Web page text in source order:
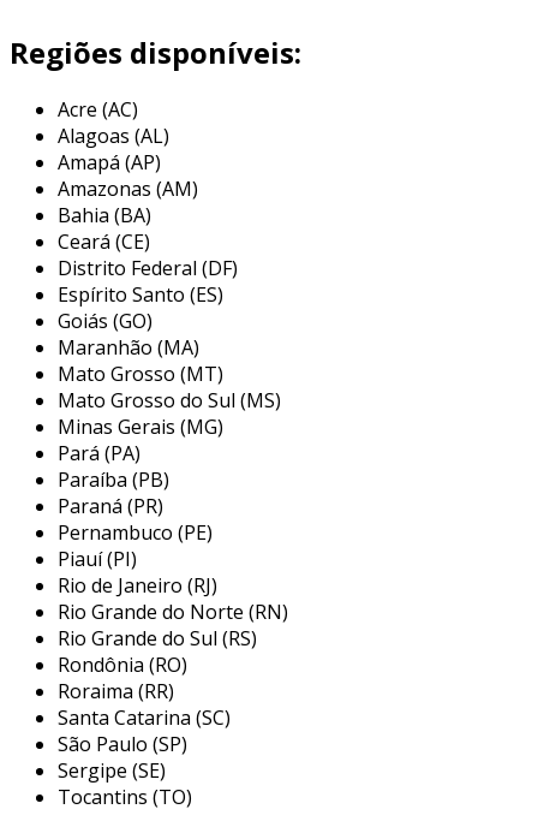
especialmente em ambientes industriais onde a
contaminação e o desperdício de líquidos
podem gerar custos altos.
os selos mecânicos são fabricados em diversos
materiais, como cerâmica, carbeto de silício,
grafite e elastômeros, dependendo da aplicação
e das condições de operação. a escolha do
material adequado é fundamental, pois afeta
diretamente a resistência ao desgaste, à
temperatura e ao tipo de fluido que o selo irá
vedar. essa variedade de opções permite que os
selos mecânicos sejam utilizados em uma
ampla gama de indústrias, como petroquímica,
alimentícia e farmacêutica.
principais aplicações do selo
mecânico
os selos mecânicos têm um papel essencial em
diversas aplicações industriais, onde a
estanqueidade é uma prioridade. com sua
capacidade de evitar vazamentos, eles são
amplamente utilizados em sistemas de
bombeamento, compressão e transporte de
fluidos. entre os principais campos de aplicação,
destacam-se:
indústria de processamento químico:
Regiões disponíveis:
Acre (AC)
Alagoas (AL)
Amapá (AP)
Amazonas (AM)
Bahia (BA)
Ceará (CE)
Distrito Federal (DF)
Espírito Santo (ES)
Goiás (GO)
Maranhão (MA)
Mato Grosso (MT)
Mato Grosso do Sul (MS)
Minas Gerais (MG)
Pará (PA)
Paraíba (PB)
Paraná (PR)
Pernambuco (PE)
Piauí (PI)
Rio de Janeiro (RJ)
Rio Grande do Norte (RN)
Rio Grande do Sul (RS)
Rondônia (RO)
Roraima (RR)
Santa Catarina (SC)
São Paulo (SP)
Sergipe (SE)
Tocantins (TO)